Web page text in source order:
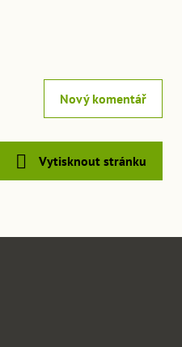
Nový komentář
Vytisknout stránku